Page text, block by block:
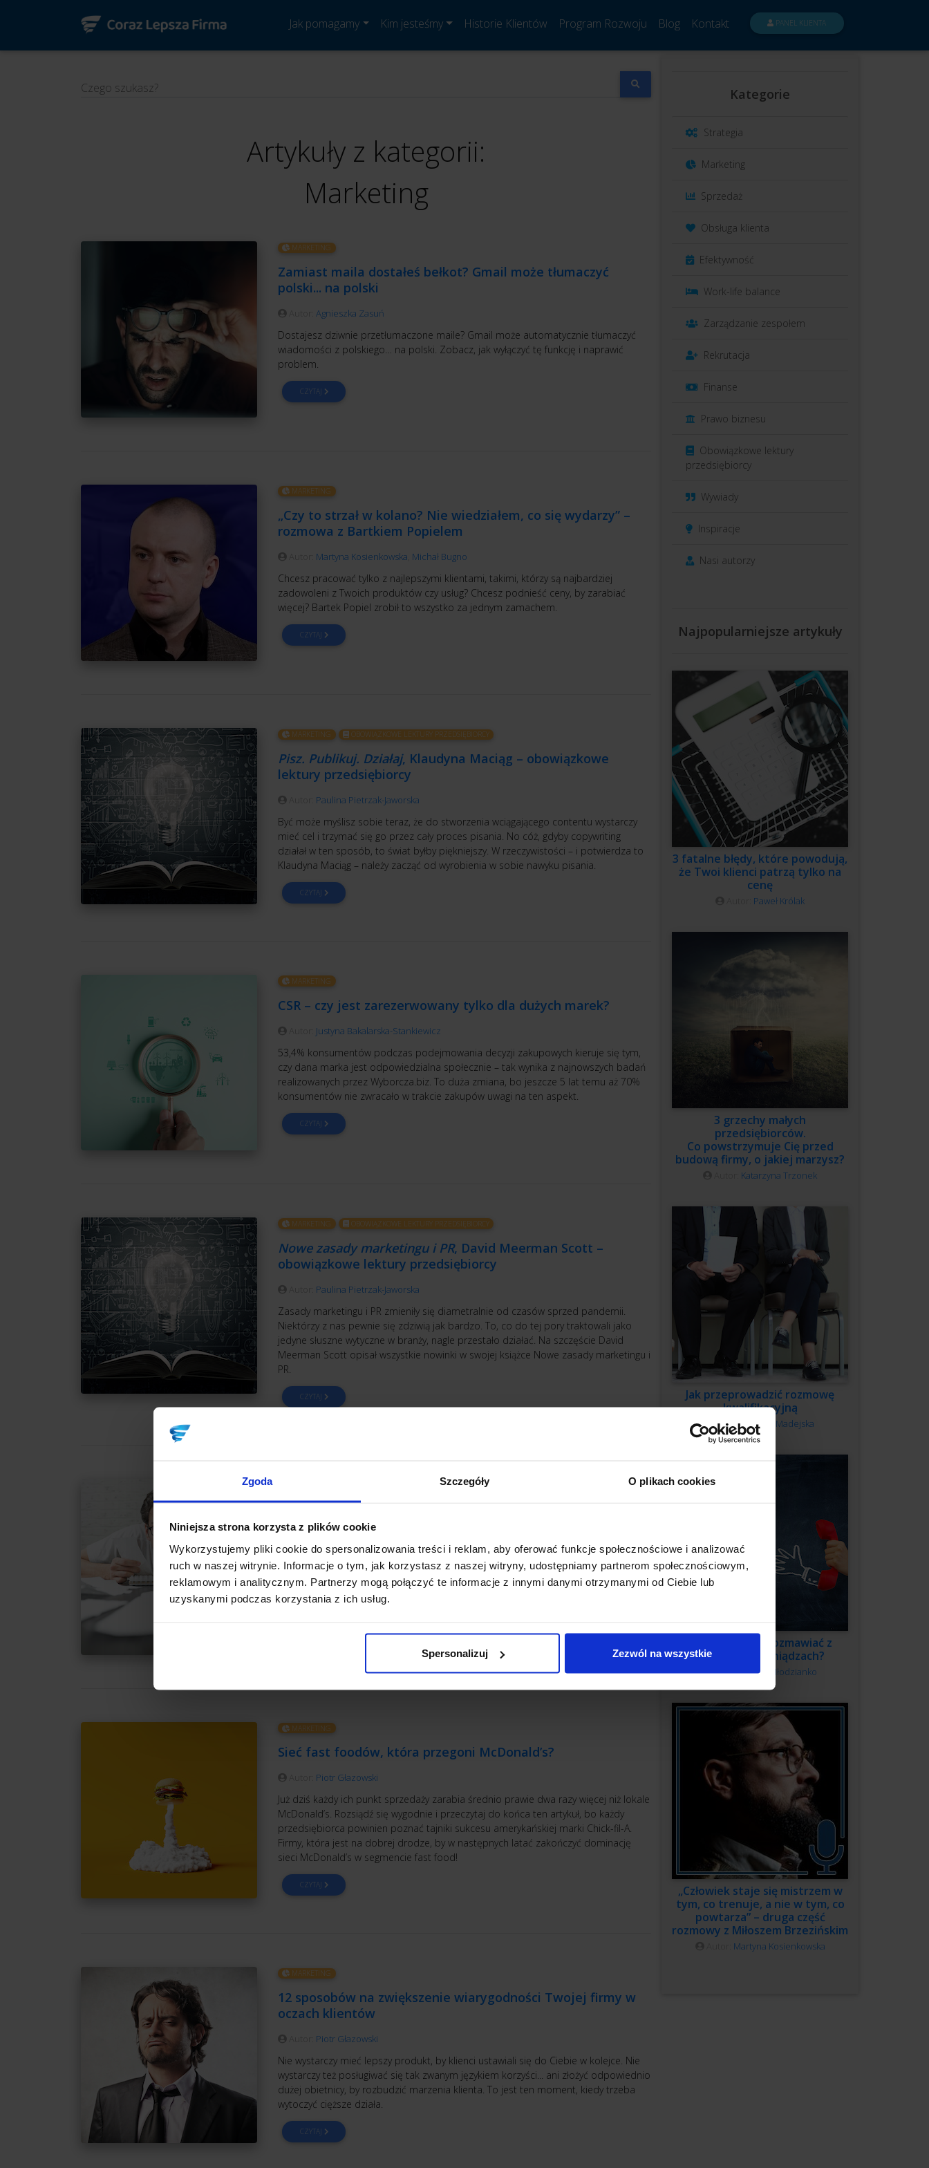
Zgoda Szczegóły O plikach cookies
Niniejsza strona korzysta z plików cookie
Wykorzystujemy pliki cookie do spersonalizowania treści i reklam, aby oferować funkcje społecznościowe i analizować
ruch w naszej witrynie. Informacje o tym, jak korzystasz z naszej witryny, udostępniamy partnerom społecznościowym,
reklamowym i analitycznym. Partnerzy mogą połączyć te informacje z innymi danymi otrzymanymi od Ciebie lub
uzyskanymi podczas korzystania z ich usług.
Spersonalizuj Zezwól na wszystkie
Jak pomagamy Kim jesteśmy Historie Klientów Program Rozwoju Blog Kontakt PANEL KLIENTA
Czego szukasz?
Artykuły z kategorii:
Marketing
MARKETING
Zamiast maila dostałeś bełkot? Gmail może tłumaczyć
polski... na polski
Agnieszka Zasuń
Dostajesz dziwnie przetłumaczone maile? Gmail może automatycznie tłumaczyć
wiadomości z polskiego… na polski. Zobacz, jak wyłączyć tę funkcję i naprawić
problem.
CZYTAJ
MARKETING
„Czy to strzał w kolano? Nie wiedziałem, co się wydarzy” –
rozmowa z Bartkiem Popielem
Martyna Kosienkowska Michał Bugno
Chcesz pracować tylko z najlepszymi klientami, takimi, którzy są najbardziej
zadowoleni z Twoich produktów czy usług? Chcesz podnieść ceny, by zarabiać
więcej? Bartek Popiel zrobił to wszystko za jednym zamachem.
CZYTAJ
MARKETING OBOWIĄZKOWE LEKTURY PRZEDSIĘBIORCY
Pisz. Publikuj. Działaj, Klaudyna Maciąg – obowiązkowe
lektury przedsiębiorcy
Paulina Pietrzak-Jaworska
Być może myślisz sobie teraz, że do stworzenia wciągającego contentu wystarczy
mieć cel i trzymać się go przez cały proces pisania. No cóż, gdyby copywriting
działał w ten sposób, to świat byłby piękniejszy. W rzeczywistości – i potwierdza to
Klaudyna Maciąg – należy zacząć od wyrobienia w sobie nawyku pisania.
CZYTAJ
MARKETING
CSR – czy jest zarezerwowany tylko dla dużych marek?
Justyna Bakalarska-Stankiewicz
53,4% konsumentów podczas podejmowania decyzji zakupowych kieruje się tym,
czy dana marka jest odpowiedzialna społecznie – tak wynika z najnowszych badań
realizowanych przez Wyborcza.biz. To duża zmiana, bo jeszcze 5 lat temu aż 70%
konsumentów nie zwracało w trakcie zakupów uwagi na ten aspekt.
CZYTAJ
MARKETING OBOWIĄZKOWE LEKTURY PRZEDSIĘBIORCY
Nowe zasady marketingu i PR, David Meerman Scott –
obowiązkowe lektury przedsiębiorcy
Paulina Pietrzak-Jaworska
Zasady marketingu i PR zmieniły się diametralnie od czasów sprzed pandemii.
Niektórzy z nas pewnie się zdziwią jak bardzo. To, co do tej pory traktowali jako
jedyne słuszne wytyczne w branży, nagle przestało działać. Na szczęście David
Meerman Scott opisał wszystkie nowinki w swojej książce Nowe zasady marketingu i
PR.
CZYTAJ
Bezstresowe podnoszenie cen, czyli…
Jak w 6 krokach przygotować się na podwyżki dla klientów?
Autor:Piotr Głazowski
Przychodzi taki moment w życiu przedsiębiorcy, kiedy czujesz, że po prostu musisz
podnieść ceny, bo… inaczej biznes nie będzie się spinał. Tylko jak zrobić to mądrze,
by nie doprowadzić do utraty klientów?
MARKETING
Sieć fast foodów, która przegoni McDonald’s?
Piotr Głazowski
Już dziś każdy ich punkt sprzedaży zarabia średnio prawie dwa razy więcej niż lokale
McDonald’s. Rozsiądź się wygodnie i przeczytaj do końca ten artykuł, bo każdy
przedsiębiorca powinien poznać tajniki sukcesu amerykańskiej marki Chick-fil-A.
Firmy, która jest na dobrej drodze, by w następnych latać zakończyć dominację
sieci McDonald’s w segmencie fast food!
CZYTAJ
MARKETING
12 sposobów na zwiększenie wiarygodności Twojej firmy w
oczach klientów
Piotr Głazowski
Nie wystarczy mieć lepszy produkt, by klienci ustawiali się do Ciebie w kolejce. Nie
wystarczy też posługiwać się tak zwanym językiem korzyści... ani złożyć odpowiednio
dużej obietnicy, by rozbudzić marzenia klienta. To jest ten moment, kiedy trzeba
wytoczyć cięższe działa.
CZYTAJ
Kategorie
Strategia
Marketing
Sprzedaż
Obsługa klienta
Efektywność
Work-life balance
Zarządzanie zespołem
Rekrutacja
Finanse
Prawo biznesu
Obowiązkowe lektury
przedsiębiorcy
Wywiady
Inspiracje
Nasi autorzy
Najpopularniejsze artykuły
3 fatalne błędy, które powodują,
że Twoi klienci patrzą tylko na
cenę
Paweł Królak
3 grzechy małych
przedsiębiorców.
Co powstrzymuje Cię przed
budową firmy, o jakiej marzysz?
Katarzyna Trzonek
Jak przeprowadzić rozmowę
kwalifikacyjną
Autor:Monika Madejska
Jak swobodnie rozmawiać z
klientem o pieniądzach?
Autor:Kamila Młodzianko
„Człowiek staje się mistrzem w
tym, co trenuje, a nie w tym, co
powtarza” – druga część
rozmowy z Miłoszem Brzezińskim
Martyna Kosienkowska